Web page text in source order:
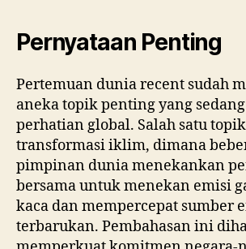
Pernyataan Penting
Pertemuan dunia recent sudah
aneka topik penting yang
perhatian global. Salah satu
transformasi iklim, dimana
pimpinan dunia menekankan
bersama untuk menekan emisi
kaca dan mempercepat sumber
terbarukan. Pembahasan ini